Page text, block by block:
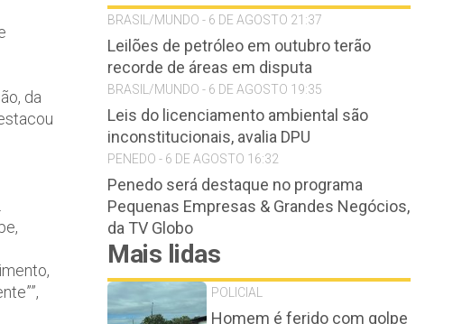
da
BRASIL/MUNDO - 6 DE AGOSTO 21:37
Leilões de petróleo em outubro terão
recorde de áreas em disputa
BRASIL/MUNDO - 6 DE AGOSTO 19:35
Leis do licenciamento ambiental são
inconstitucionais, avalia DPU
PENEDO - 6 DE AGOSTO 16:32
Penedo será destaque no programa
Pequenas Empresas & Grandes Negócios,
da TV Globo
Mais lidas
POLICIAL
Homem é ferido com golpe